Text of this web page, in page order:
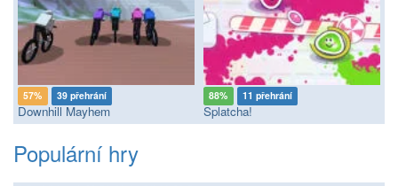
57% 39 přehrání
Downhill Mayhem
88% 11 přehrání
Splatcha!
Populární hry